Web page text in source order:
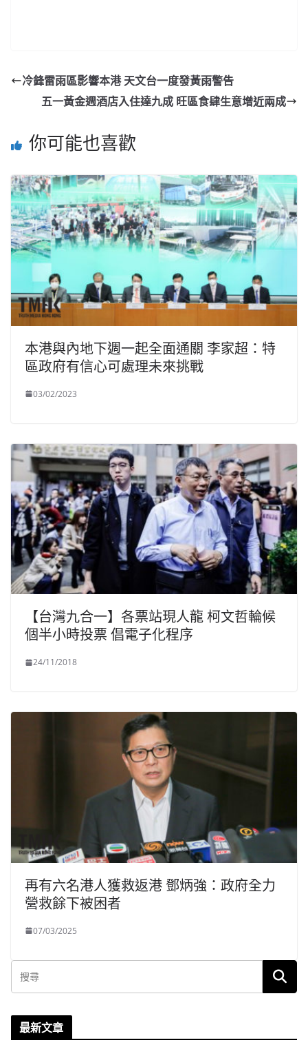
冷鋒雷雨區影響本港 天文台一度發黃雨警告
五一黃金週酒店入住達九成 旺區食肆生意增近兩成
你可能也喜歡
本港與內地下週一起全面通關 李家超：特
區政府有信心可處理未來挑戰
03/02/2023
【台灣九合一】各票站現人龍 柯文哲輪候
個半小時投票 倡電子化程序
24/11/2018
再有六名港人獲救返港 鄧炳強：政府全力
營救餘下被困者
07/03/2025
最新文章